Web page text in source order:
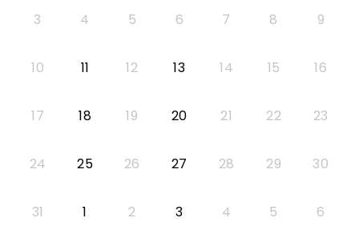
3 4 5 6 7 8 9
10 11 12 13 14 15 16
17 18 19 20 21 22 23
24 25 26 27 28 29 30
31 1 2 3 4 5 6